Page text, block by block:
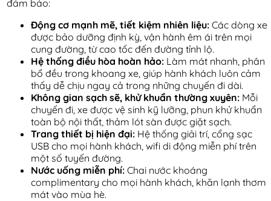
đảm bảo:
Động cơ mạnh mẽ, tiết kiệm nhiên liệu:Các dòng xe
được bảo dưỡng định kỳ, vận hành êm ái trên mọi
cung đường, từ cao tốc đến đường tỉnh lộ.
Hệ thống điều hòa hoàn hảo:Làm mát nhanh, phân
bổ đều trong khoang xe, giúp hành khách luôn cảm
thấy dễ chịu ngay cả trong những chuyến đi dài.
Không gian sạch sẽ, khử khuẩn thường xuyên:Mỗi
chuyến đi, xe được vệ sinh kỹ lưỡng, phun khử khuẩn
toàn bộ nội thất, thảm lót sàn được giặt sạch.
Trang thiết bị hiện đại:Hệ thống giải trí, cổng sạc
USB cho mọi hành khách, wifi di động miễn phí trên
một số tuyến đường.
Nước uống miễn phí:Chai nước khoáng
complimentary cho mọi hành khách, khăn lạnh thơm
mát vào mùa hè.